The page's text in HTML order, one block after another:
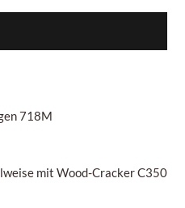
718M
mit Wood-Cracker C350